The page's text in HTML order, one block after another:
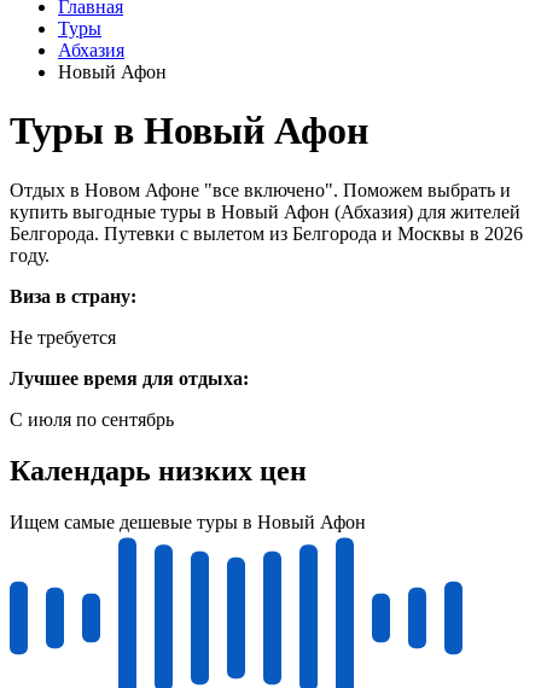
Главная
Туры
Абхазия
Новый Афон
Туры в Новый Афон
Отдых в Новом Афоне "все включено". Поможем выбрать и
купить выгодные туры в Новый Афон (Абхазия) для жителей
Белгорода. Путевки с вылетом из Белгорода и Москвы в 2026
году.
Виза в страну:
Не требуется
Лучшее время для отдыха:
С июля по сентябрь
Календарь низких цен
Ищем самые дешевые туры в Новый Афон